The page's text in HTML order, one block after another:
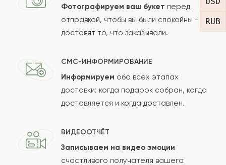
RUB
Отзыв
Фотографируем ваш букет перед
отправкой, чтобы вы были спокойны -
доставят то, что заказывали.
СМС-ИНФОРМИРОВАНИЕ
Информируем обо всех этапах
доставки: когда подарок собран, когда
доставляется и когда доставлен.
ВИДЕООТЧЁТ
Записываем на видео эмоции
счастливого получателя вашего